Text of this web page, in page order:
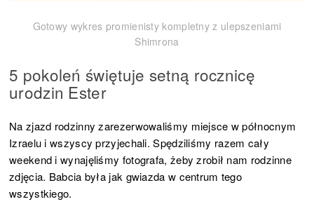
Gotowy wykres promienisty kompletny z ulepszeniami
Shimrona
5 pokoleń świętuje setną rocznicę
urodzin Ester
Na zjazd rodzinny zarezerwowaliśmy miejsce w północnym
Izraelu i wszyscy przyjechali. Spędziliśmy razem cały
weekend i wynajęliśmy fotografa, żeby zrobił nam rodzinne
zdjęcia. Babcia była jak gwiazda w centrum tego
wszystkiego.